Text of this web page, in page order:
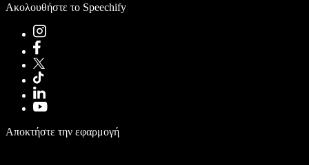
Ακολουθήστε το Speechify
Αποκτήστε την εφαρμογή